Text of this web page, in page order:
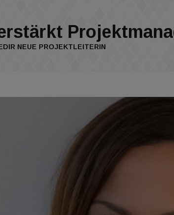
NEUE PROJEKTLEITERIN